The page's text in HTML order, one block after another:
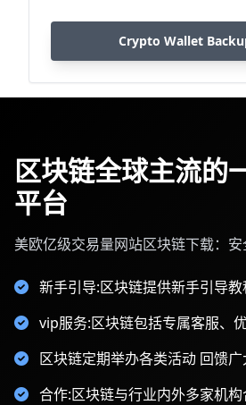
Crypto Wallet
区块链全球主流的
平台
美欧亿级交易量网站区块链下载：
新手引导:区块链提供新手引导
vip服务:区块链包括专属客服、
区块链定期举办各类活动 回馈
合作:区块链与行业内外多家机